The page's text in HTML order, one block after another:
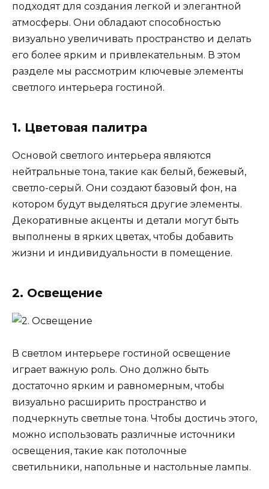
подходят для создания легкой и элегантной
атмосферы. Они обладают способностью
визуально увеличивать пространство и делать
его более ярким и привлекательным. В этом
разделе мы рассмотрим ключевые элементы
светлого интерьера гостиной.
1. Цветовая палитра
Основой светлого интерьера являются
нейтральные тона, такие как белый, бежевый,
светло-серый. Они создают базовый фон, на
котором будут выделяться другие элементы.
Декоративные акценты и детали могут быть
выполнены в ярких цветах, чтобы добавить
жизни и индивидуальности в помещение.
2. Освещение
В светлом интерьере гостиной освещение
играет важную роль. Оно должно быть
достаточно ярким и равномерным, чтобы
визуально расширить пространство и
подчеркнуть светлые тона. Чтобы достичь этого,
можно использовать различные источники
освещения, такие как потолочные
светильники, напольные и настольные лампы.